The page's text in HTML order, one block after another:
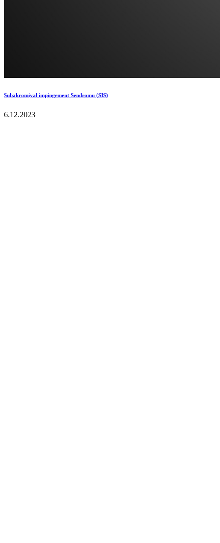
Subakromiyal impingement Sendromu (SIS)
6.12.2023